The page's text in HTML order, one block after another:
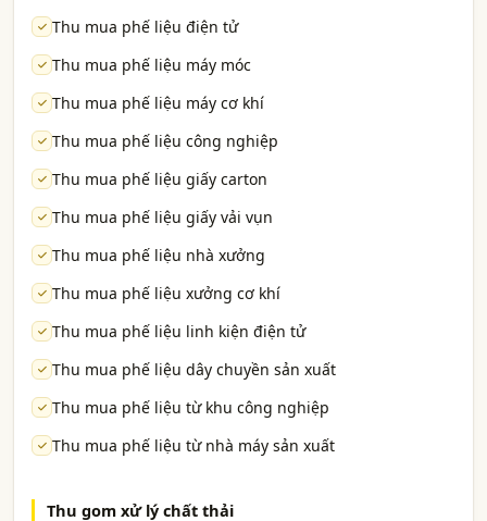
Thu mua phế liệu điện tử
Thu mua phế liệu máy móc
Thu mua phế liệu máy cơ khí
Thu mua phế liệu công nghiệp
Thu mua phế liệu giấy carton
Thu mua phế liệu giấy vải vụn
Thu mua phế liệu nhà xưởng
Thu mua phế liệu xưởng cơ khí
Thu mua phế liệu linh kiện điện tử
Thu mua phế liệu dây chuyền sản xuất
Thu mua phế liệu từ khu công nghiệp
Thu mua phế liệu từ nhà máy sản xuất
Thu gom xử lý chất thải